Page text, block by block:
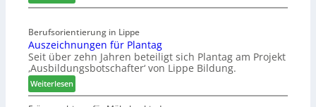
t
l
e
n
a
u
i
e
f
ü
r
W
e
K
c
h
e
n
s
t
Berufsorientierung in Lippe
Auszeichnungen für Plantag
Seit über zehn Jahren beteiligt sich Plantag am Projekt
‚Ausbildungsbotschafter‘ von Lippe Bildung.
Weiterlesen:
A